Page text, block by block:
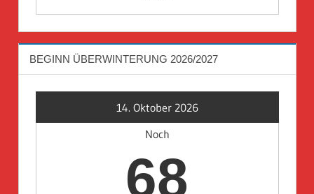
BEGINN ÜBERWINTERUNG 2026/2027
14. Oktober 2026
Noch
68